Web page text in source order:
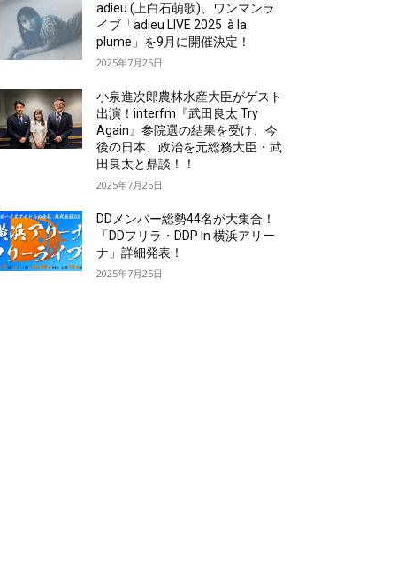
adieu (上白石萌歌)、ワンマンラ
イブ「adieu LIVE 2025 à la
plume」を9月に開催決定！
2025年7月25日
小泉進次郎農林水産大臣がゲスト
出演！interfm『武田良太 Try
Again』参院選の結果を受け、今
後の日本、政治を元総務大臣・武
田良太と鼎談！！
2025年7月25日
DDメンバー総勢44名が大集合！
「DDフリラ・DDP In 横浜アリー
ナ」詳細発表！
2025年7月25日